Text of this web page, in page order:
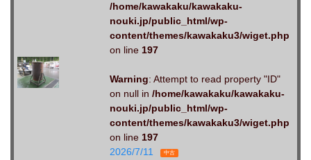
/home/kawakaku/kawakaku-
nouki.jp/public_html/wp-
content/themes/kawakaku3/wiget.php
on line 197
Warning: Attempt to read property "ID"
on null in /home/kawakaku/kawakaku-
nouki.jp/public_html/wp-
content/themes/kawakaku3/wiget.php
on line 197
2026/7/11
中古